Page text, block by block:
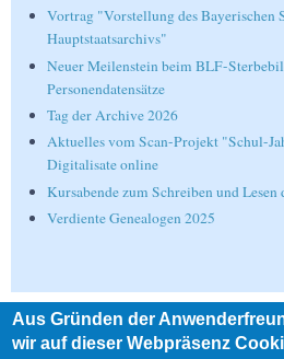
Vortrag "Vorstellung des Bayerischen
Hauptstaatsarchivs"
Neuer Meilenstein beim BLF-
Personendatensätze
Tag der Archive 2026
Aktuelles vom Scan-Projekt "Schul-
Digitalisate online
Kursabende zum Schreiben und
Verdiente Genealogen 2025
Suche
Aus Gründen der
wir auf dieser Webpräsenz